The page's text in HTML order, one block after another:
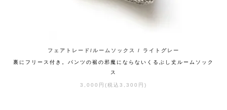
フェアトレード/ルームソックス / ライトグレー
裏にフリース付き。パンツの裾の邪魔にならないくるぶし丈ルームソック
ス
3,000円(税込3,300円)